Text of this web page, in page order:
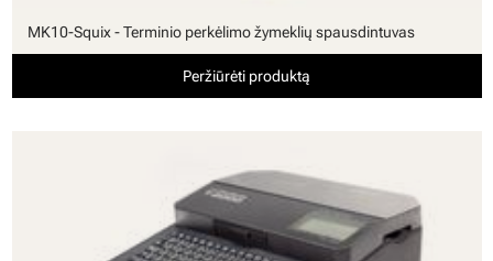
MK10-Squix - Terminio perkėlimo žymeklių spausdintuvas
Peržiūrėti produktą